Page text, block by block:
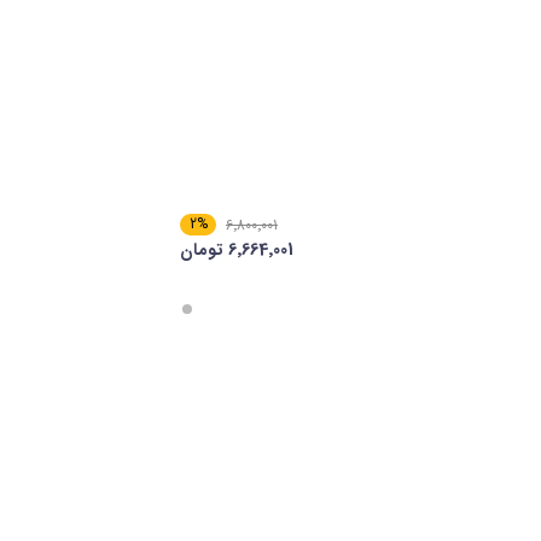
6٬800٬001
2%
6٬664٬001 تومان